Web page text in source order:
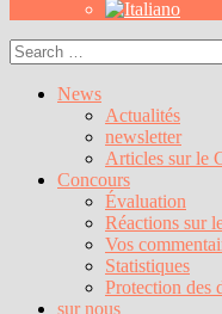
Search
for:
News
Actualités
newsletter
Articles sur le
Concours
Évaluation
Réactions sur
Vos
Statistiques
Protection des
sur nous